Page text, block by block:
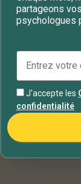
Types de
partageons
psychologues
J'accepte les
confidentialité